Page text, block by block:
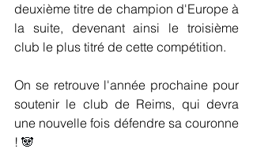
deuxième titre de champion d'Europe à
la suite, devenant ainsi le troisième
club le plus titré de cette compétition.
On se retrouve l'année prochaine pour
soutenir le club de Reims, qui devra
une nouvelle fois défendre sa couronne
! 🐼